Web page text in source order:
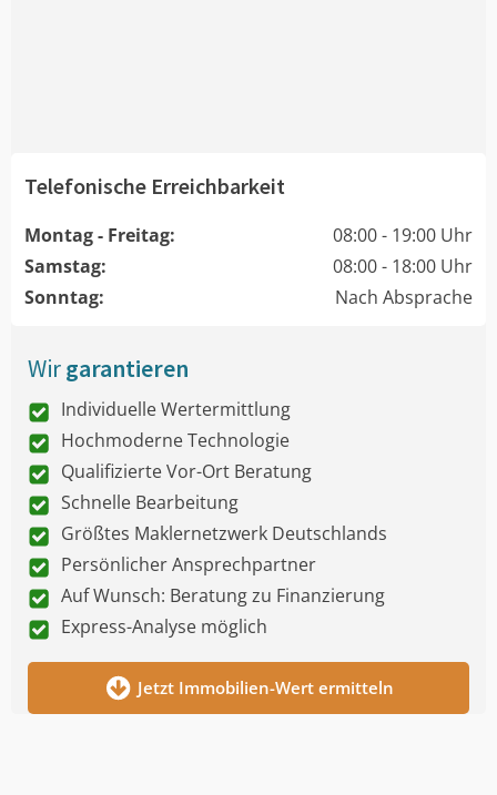
Telefonische Erreichbarkeit
Montag - Freitag:
08:00 - 19:00 Uhr
Samstag:
08:00 - 18:00 Uhr
Sonntag:
Nach Absprache
Wirgarantieren
Individuelle Wertermittlung
Hochmoderne Technologie
Qualifizierte Vor-Ort Beratung
Schnelle Bearbeitung
Größtes Maklernetzwerk Deutschlands
Persönlicher Ansprechpartner
Auf Wunsch: Beratung zu Finanzierung
Express-Analyse möglich
Jetzt Immobilien-Wert ermitteln